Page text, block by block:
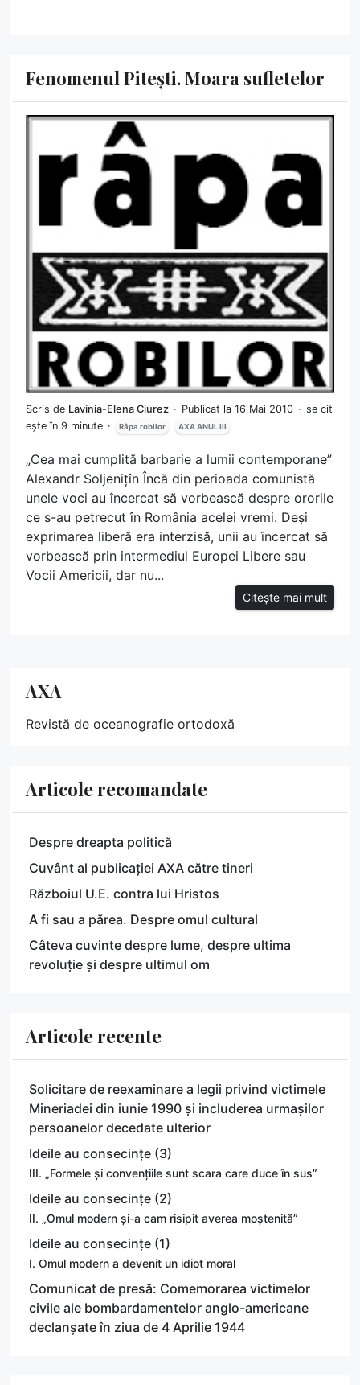
Fenomenul Pitești. Moara sufletelor
Scris de Lavinia-Elena Ciurez Publicat la 16 Mai 2010
se cit
ește în 9 minute
Râpa robilor AXA ANUL III
„Cea mai cumplită barbarie a lumii contemporane”
Alexandr Soljenițîn Încă din perioada comunistă
unele voci au încercat să vorbească despre ororile
ce s-au petrecut în România acelei vremi. Deși
exprimarea liberă era interzisă, unii au încercat să
vorbească prin intermediul Europei Libere sau
Vocii Americii, dar nu...
Citește mai mult
AXA
Revistă de oceanografie ortodoxă
Articole recomandate
Despre dreapta politică
Cuvânt al publicației AXA către tineri
Războiul U.E. contra lui Hristos
A fi sau a părea. Despre omul cultural
Câteva cuvinte despre lume, despre ultima
revoluție și despre ultimul om
Articole recente
Solicitare de reexaminare a legii privind victimele
Mineriadei din iunie 1990 și includerea urmașilor
persoanelor decedate ulterior
Ideile au consecințe (3)
III. „Formele și convențiile sunt scara care duce în sus”
Ideile au consecințe (2)
II. „Omul modern și-a cam risipit averea moștenită”
Ideile au consecințe (1)
I. Omul modern a devenit un idiot moral
Comunicat de presă: Comemorarea victimelor
civile ale bombardamentelor anglo-americane
declanșate în ziua de 4 Aprilie 1944